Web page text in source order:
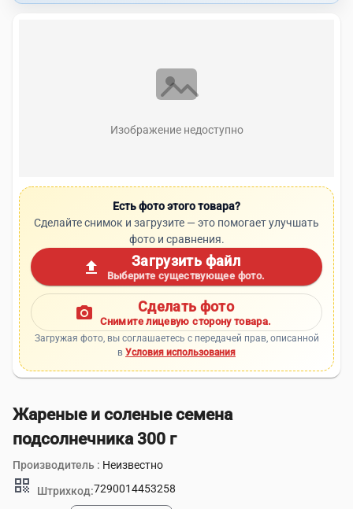
Изображение недоступно
Есть фото этого товара?
Сделайте снимок и загрузите — это помогает улучшать
фото и сравнения.
upload Загрузить файл
Выберите существующее фото.
photo_camera Сделать фото
Снимите лицевую сторону товара.
Загружая фото, вы соглашаетесь с передачей прав, описанной
в Условия использования
Жареные и соленые семена
подсолнечника 300 г
Производитель : Неизвестно
qr_code Штрихкод:7290014453258